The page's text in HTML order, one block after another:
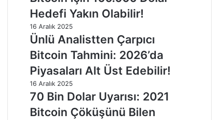
Hedefi Yakın Olabilir!
16 Aralık 2025
Ünlü Analistten Çarpıcı
Bitcoin Tahmini: 2026’da
Piyasaları Alt Üst Edebilir!
16 Aralık 2025
70 Bin Dolar Uyarısı: 2021
Bitcoin Çöküşünü Bilen